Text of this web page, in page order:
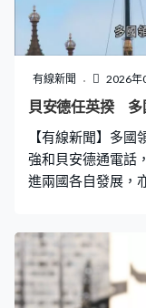
有線新聞 2026年
貝安德任英揆 多
【有線新聞】多
強和貝安德通電話
進兩國各自發展，
指總統特朗普已跟